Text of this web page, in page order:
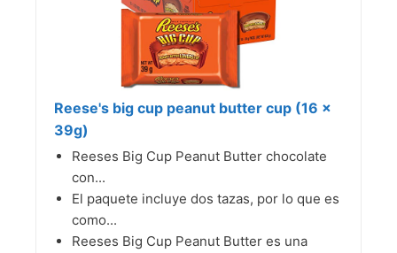
Reese's big cup peanut butter cup (16 x
39g)
Reeses Big Cup Peanut Butter chocolate
con...
El paquete incluye dos tazas, por lo que es
como...
Reeses Big Cup Peanut Butter es una